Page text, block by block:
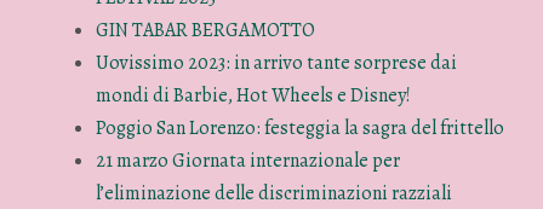
GIN TABAR BERGAMOTTO
Uovissimo 2023: in arrivo tante sorprese dai
mondi di Barbie, Hot Wheels e Disney!
Poggio San Lorenzo: festeggia la sagra del frittello
21 marzo Giornata internazionale per
l’eliminazione delle discriminazioni razziali